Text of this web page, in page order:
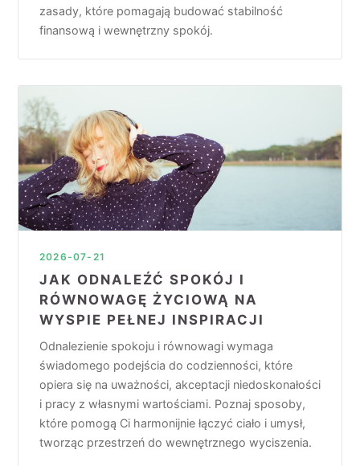
zasady, które pomagają budować stabilność
finansową i wewnętrzny spokój.
2026-07-21
JAK ODNALEŹĆ SPOKÓJ I
RÓWNOWAGĘ ŻYCIOWĄ NA
WYSPIE PEŁNEJ INSPIRACJI
Odnalezienie spokoju i równowagi wymaga
świadomego podejścia do codzienności, które
opiera się na uważności, akceptacji niedoskonałości
i pracy z własnymi wartościami. Poznaj sposoby,
które pomogą Ci harmonijnie łączyć ciało i umysł,
tworząc przestrzeń do wewnętrznego wyciszenia.